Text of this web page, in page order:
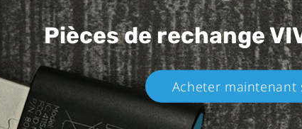
Pièces de rechange
Acheter maintenant